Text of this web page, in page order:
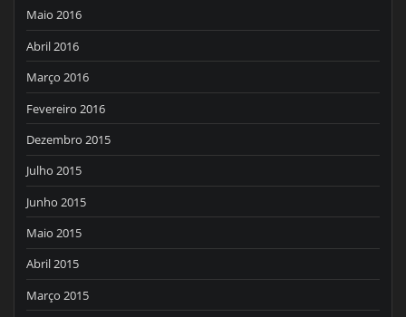
Maio 2016
Abril 2016
Março 2016
Fevereiro 2016
Dezembro 2015
Julho 2015
Junho 2015
Maio 2015
Abril 2015
Março 2015